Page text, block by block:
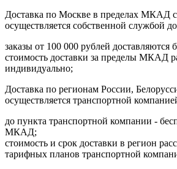
Доставка по Москве в пределах МКАД
осуществляется собственной службой
заказы от 100 000 рублей доставляются
cтоимость доставки за пределы МКАД
индивидуально;
Доставка по регионам России,
осуществляется транспортной
до пункта транспортной компании -
МКАД;
стоимость и срок доставки в регион
тарифных планов транспортной